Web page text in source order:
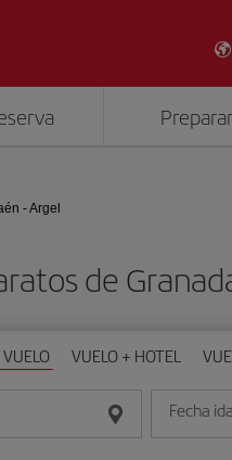
- Argel
de
VUELO VUELO + HOTEL
Fecha ida
Introduce